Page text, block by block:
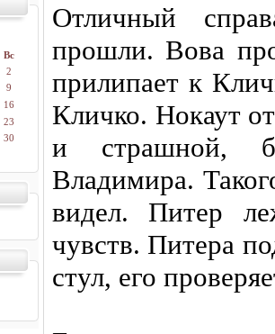
Вс
2
9
16
23
30
Отличный
прошли. Вова
прилипает к
Кличко. Нокаут
и страшной,
Владимира.
видел. Питер
чувств. Питера
стул, его